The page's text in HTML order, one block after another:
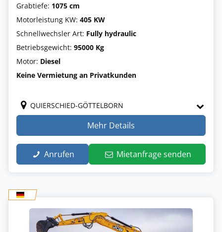
Grabtiefe: 1075 cm
Motorleistung KW: 405 KW
Schnellwechsler Art: Fully hydraulic
Betriebsgewicht: 95000 Kg
Motor: Diesel
Keine Vermietung an Privatkunden
QUIERSCHIED-GÖTTELBORN
Mehr Details
Anrufen Mietanfrage senden